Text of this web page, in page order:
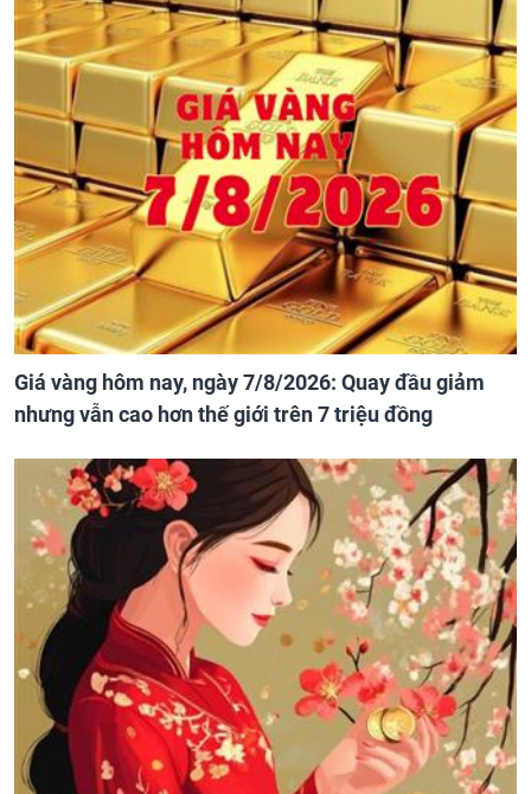
Giá vàng hôm nay, ngày 7/8/2026: Quay đầu giảm
nhưng vẫn cao hơn thế giới trên 7 triệu đồng